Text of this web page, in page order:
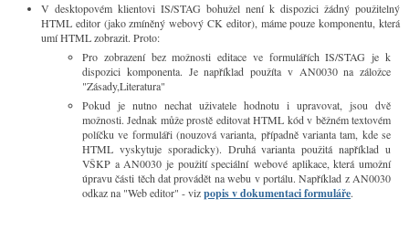
V desktopovém klientovi IS/STAG bohužel není k dispozici žádný použitelný
HTML editor (jako zmíněný webový CK editor), máme pouze komponentu, která
umí HTML zobrazit. Proto:
Pro zobrazení bez možnosti editace ve formulářích IS/STAG je k
dispozici komponenta. Je například použíta v AN0030 na záložce
"Zásady,Literatura"
Pokud je nutno nechat uživatele hodnotu i upravovat, jsou dvě
možnosti. Jednak může prostě editovat HTML kód v běžném textovém
políčku ve formuláři (nouzová varianta, případně varianta tam, kde se
HTML vyskytuje sporadicky). Druhá varianta použitá například u
VŠKP a AN0030 je použití speciální webové aplikace, která umožní
úpravu části těch dat provádět na webu v portálu. Například z AN0030
odkaz na "Web editor" - vizpopis v dokumentaci formuláře.